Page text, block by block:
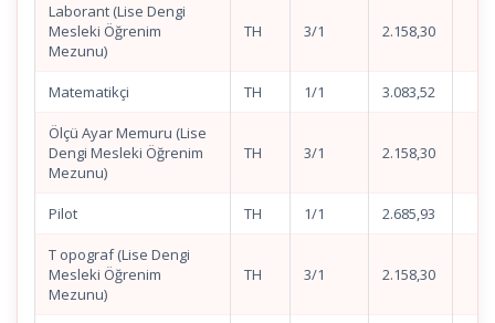
Laborant (Lise Dengi
Mesleki Öğrenim
Mezunu)
TH 3/1 2.158,30
Matematikçi TH 1/1 3.083,52
Ölçü Ayar Memuru (Lise
Dengi Mesleki Öğrenim
Mezunu)
TH 3/1 2.158,30
Pilot TH 1/1 2.685,93
T opograf (Lise Dengi
Mesleki Öğrenim
Mezunu)
TH 3/1 2.158,30